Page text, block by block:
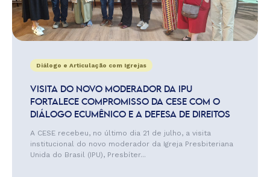
Diálogo e Articulação com Igrejas
VISITA DO NOVO MODERADOR DA IPU
FORTALECE COMPROMISSO DA CESE COM O
DIÁLOGO ECUMÊNICO E A DEFESA DE DIREITOS
A CESE recebeu, no último dia 21 de julho, a visita
institucional do novo moderador da Igreja Presbiteriana
Unida do Brasil (IPU), Presbíter...